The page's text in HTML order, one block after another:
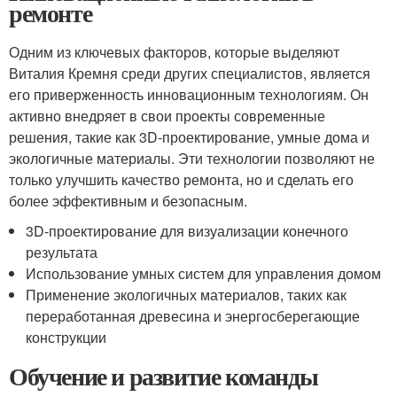
ремонте
Одним из ключевых факторов, которые выделяют
Виталия Кремня среди других специалистов, является
его приверженность инновационным технологиям. Он
активно внедряет в свои проекты современные
решения, такие как 3D-проектирование, умные дома и
экологичные материалы. Эти технологии позволяют не
только улучшить качество ремонта, но и сделать его
более эффективным и безопасным.
3D-проектирование для визуализации конечного
результата
Использование умных систем для управления домом
Применение экологичных материалов, таких как
переработанная древесина и энергосберегающие
конструкции
Обучение и развитие команды